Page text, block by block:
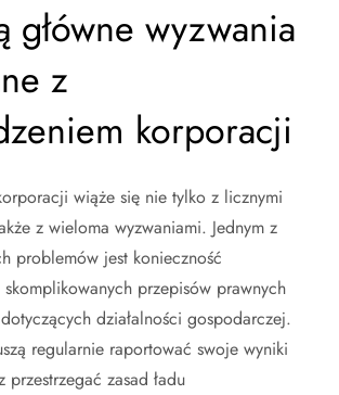
główne wyzwania
z
korporacji
wiąże się nie tylko z licznymi
z wieloma wyzwaniami. Jednym z
problemów jest konieczność
skomplikowanych przepisów prawnych
działalności gospodarczej.
regularnie raportować swoje wyniki
przestrzegać zasad ładu